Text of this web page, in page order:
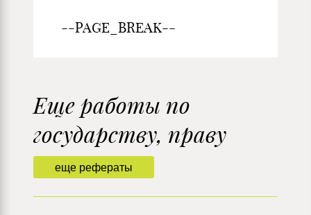
--PAGE_BREAK--
еще рефераты
Еще работы по
государству, праву